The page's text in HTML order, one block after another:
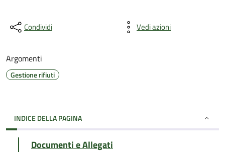
Condividi Vedi azioni
Argomenti
Gestione rifiuti
INDICE DELLA PAGINA
Documenti e Allegati